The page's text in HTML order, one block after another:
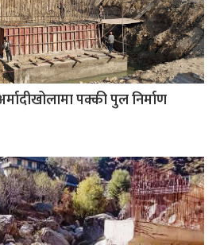
पक्की पुल निर्माण